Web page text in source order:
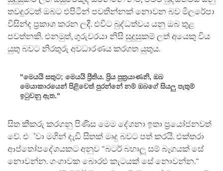
තවදුරටත් ඔබට එපිටින් පවතින්නක් නොවන බව මිලරේපා
විසින්ද ප්‍රකාශ කරන ලදී. එවිට බුද්ධත්වය යනු ඔබ තුළ
පවත්නකි. එනමුත්, ගුරුවරයා නිසි සුදුසුකම් ලත් අයෙකු විය
යුතු බවට නිරතුරු අවධාරණය කරගත යුතුය.
"මෙයයි සතුට; මෙයයි ප්‍රීතිය. ප්‍රිය පුත්‍රයාණනි, ඔබ
මෙයාකාරයෙන් පිළිවෙත් පුරන්නේ නම් ඔබගේ සියලු පැතුම්
ඉටුවනු ඇත."
සිත කීකරු කරගනු පිණිස මෙම දේශනා ඉතා ප්‍රයෝජනවත්
වේ. එ්වා මගින් දැඩි සිතක් මෘදු බවට පත් කරයි. එක්තරා
ආප්තෝපදේශයකට අනුව "බටර් බහාලූ සම් බෑගයක් සේ
නොවන්න. ගංගාවක බොරළු කැටයක් සේ නොවන්න."